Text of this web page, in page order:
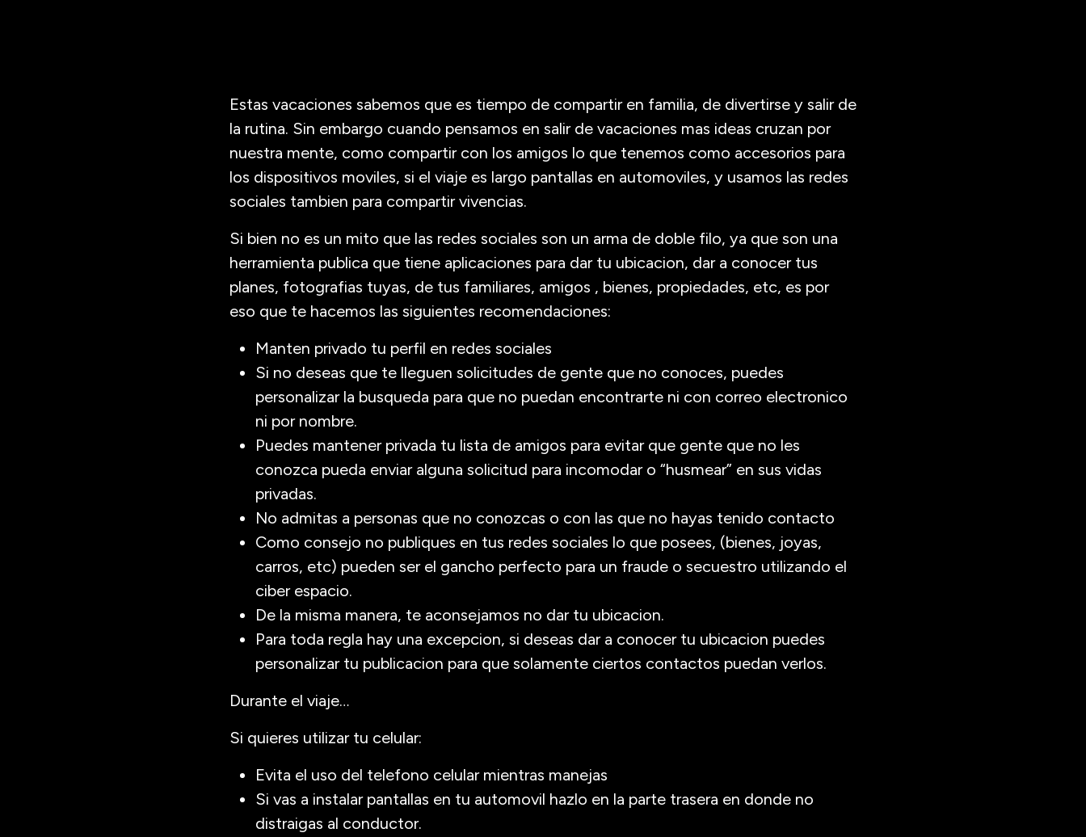
Estas vacaciones sabemos que es tiempo de compartir en familia, de divertirse y salir de
la rutina. Sin embargo cuando pensamos en salir de vacaciones mas ideas cruzan por
nuestra mente, como compartir con los amigos lo que tenemos como accesorios para
los dispositivos moviles, si el viaje es largo pantallas en automoviles, y usamos las redes
sociales tambien para compartir vivencias.
Si bien no es un mito que las redes sociales son un arma de doble filo, ya que son una
herramienta publica que tiene aplicaciones para dar tu ubicacion, dar a conocer tus
planes, fotografias tuyas, de tus familiares, amigos , bienes, propiedades, etc, es por
eso que te hacemos las siguientes recomendaciones:
Manten privado tu perfil en redes sociales
Si no deseas que te lleguen solicitudes de gente que no conoces, puedes
personalizar la busqueda para que no puedan encontrarte ni con correo electronico
ni por nombre.
Puedes mantener privada tu lista de amigos para evitar que gente que no les
conozca pueda enviar alguna solicitud para incomodar o “husmear” en sus vidas
privadas.
No admitas a personas que no conozcas o con las que no hayas tenido contacto
Como consejo no publiques en tus redes sociales lo que posees, (bienes, joyas,
carros, etc) pueden ser el gancho perfecto para un fraude o secuestro utilizando el
ciber espacio.
De la misma manera, te aconsejamos no dar tu ubicacion.
Para toda regla hay una excepcion, si deseas dar a conocer tu ubicacion puedes
personalizar tu publicacion para que solamente ciertos contactos puedan verlos.
Durante el viaje…
Si quieres utilizar tu celular:
Evita el uso del telefono celular mientras manejas
Si vas a instalar pantallas en tu automovil hazlo en la parte trasera en donde no
distraigas al conductor.